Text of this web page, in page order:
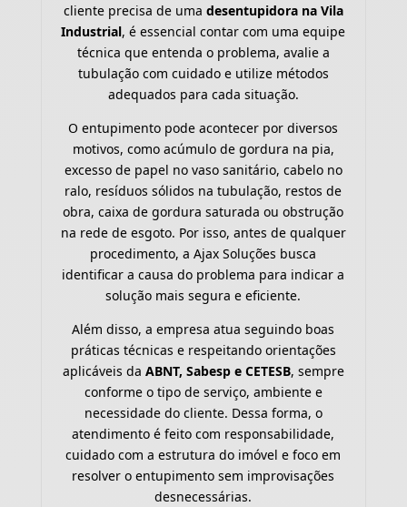
cliente precisa de uma desentupidora na Vila
Industrial, é essencial contar com uma equipe
técnica que entenda o problema, avalie a
tubulação com cuidado e utilize métodos
adequados para cada situação.
O entupimento pode acontecer por diversos
motivos, como acúmulo de gordura na pia,
excesso de papel no vaso sanitário, cabelo no
ralo, resíduos sólidos na tubulação, restos de
obra, caixa de gordura saturada ou obstrução
na rede de esgoto. Por isso, antes de qualquer
procedimento, a Ajax Soluções busca
identificar a causa do problema para indicar a
solução mais segura e eficiente.
Além disso, a empresa atua seguindo boas
práticas técnicas e respeitando orientações
aplicáveis da ABNT, Sabesp e CETESB, sempre
conforme o tipo de serviço, ambiente e
necessidade do cliente. Dessa forma, o
atendimento é feito com responsabilidade,
cuidado com a estrutura do imóvel e foco em
resolver o entupimento sem improvisações
desnecessárias.